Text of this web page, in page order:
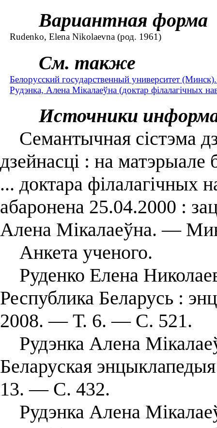
Вариантная форма
Rudenko, Elena Nikolaevna (род. 1961)
См. также
Белорусский государственный университет
Рудэнка, Алена Мікалаеўна (доктар філалагічных
Источники
Семантычная сістэма
дзейнасці : на
... доктара філалагічных
абаронена 25.04.2000 :
Алена Мікалаеўна. ―
Анкета ученого.
Руденко Елена
Республика Беларусь :
2008. — Т. 6. — С. 521.
Рудэнка Алена
Беларуская
13. — С. 432.
Рудэнка Алена